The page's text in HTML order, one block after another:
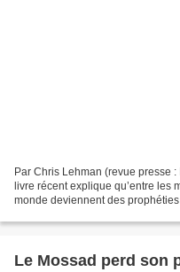
Par Chris Lehman (revue presse
livre récent explique qu’entre les
monde deviennent des
Le Mossad perd son